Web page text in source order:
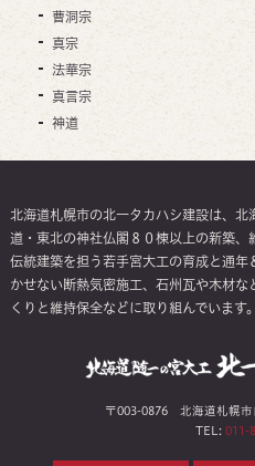
曹洞宗
真宗
法華宗
真言宗
神道
北海道札幌市の北一タカハシ建設は、
道・東北の神社仏閣８０棟以上の新築、
伝統建築を担う若手宮大工の育成と通
かせない断熱気密施工、石州瓦や木材
くりと維持保全などに取り組んでいます。
〒003-0876 北海道札幌市
TEL: 011-